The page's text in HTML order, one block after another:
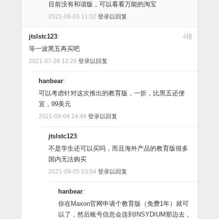
目前没有和谐版，可以看看万能的淘宝
2021-08-03 11:02 登录以回复
4楼
jtslstc123:
等一波黑五再买吧
2021-07-26 12:28 登录以回复
hanbear:
可以考虑针对这次推出的教育版，一折，比黑五还便
宜，99美元
2021-09-04 14:49 登录以回复
jtslstc123:
不是学生还可以买吗，而且海外产品的教育版很多
国内无法购买
2021-09-05 03:04 登录以回复
hanbear:
你在Maxon官网申请个教育版（免费1年）就可
以了，然后账号信息会连到INSYDIUM那边去，